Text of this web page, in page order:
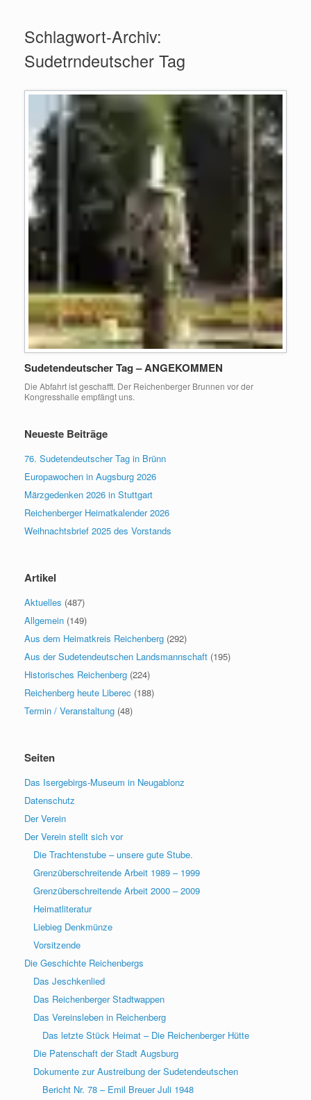
springenSchlagwort-Archiv:
Sudetrndeutscher Tag
Sudetendeutscher Tag – ANGEKOMMEN
Die Abfahrt ist geschafft. Der Reichenberger Brunnen vor der
Kongresshalle empfängt uns.
Neueste Beiträge
76. Sudetendeutscher Tag in Brünn
Europawochen in Augsburg 2026
Märzgedenken 2026 in Stuttgart
Reichenberger Heimatkalender 2026
Weihnachtsbrief 2025 des Vorstands
Artikel
Aktuelles (487)
Allgemein (149)
Aus dem Heimatkreis Reichenberg (292)
Aus der Sudetendeutschen Landsmannschaft (195)
Historisches Reichenberg (224)
Reichenberg heute Liberec (188)
Termin / Veranstaltung (48)
Seiten
Das Isergebirgs-Museum in Neugablonz
Datenschutz
Der Verein
Der Verein stellt sich vor
Die Trachtenstube – unsere gute Stube.
Grenzüberschreitende Arbeit 1989 – 1999
Grenzüberschreitende Arbeit 2000 – 2009
Heimatliteratur
Liebieg Denkmünze
Vorsitzende
Die Geschichte Reichenbergs
Das Jeschkenlied
Das Reichenberger Stadtwappen
Das Vereinsleben in Reichenberg
Das letzte Stück Heimat – Die Reichenberger Hütte
Die Patenschaft der Stadt Augsburg
Dokumente zur Austreibung der Sudetendeutschen
Bericht Nr. 78 – Emil Breuer Juli 1948